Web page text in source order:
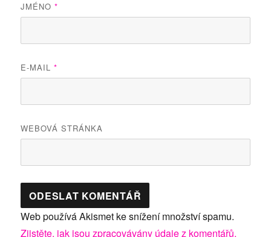
JMÉNO*
E-MAIL*
WEBOVÁ STRÁNKA
Web používá Akismet ke snížení množství spamu.
Zjistěte, jak jsou zpracovávány údaje z komentářů.